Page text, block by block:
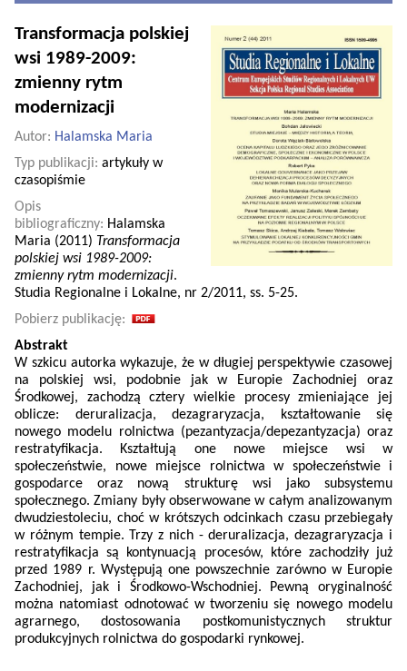
Transformacja polskiej
wsi 1989-2009:
zmienny rytm
modernizacji
Autor: Halamska Maria
Typ publikacji: artykuły w
czasopiśmie
Opis
bibliograficzny: Halamska
Maria (2011) Transformacja
polskiej wsi 1989-2009:
zmienny rytm modernizacji.
Studia Regionalne i Lokalne, nr 2/2011, ss. 5-25.
Pobierz publikację:
Abstrakt
W szkicu autorka wykazuje, że w długiej perspektywie czasowej
na polskiej wsi, podobnie jak w Europie Zachodniej oraz
Środkowej, zachodzą cztery wielkie procesy zmieniające jej
oblicze: deruralizacja, dezagraryzacja, kształtowanie się
nowego modelu rolnictwa (pezantyzacja/depezantyzacja) oraz
restratyfikacja. Kształtują one nowe miejsce wsi w
społeczeństwie, nowe miejsce rolnictwa w społeczeństwie i
gospodarce oraz nową strukturę wsi jako subsystemu
społecznego. Zmiany były obserwowane w całym analizowanym
dwudziestoleciu, choć w krótszych odcinkach czasu przebiegały
w różnym tempie. Trzy z nich - deruralizacja, dezagraryzacja i
restratyfikacja są kontynuacją procesów, które zachodziły już
przed 1989 r. Występują one powszechnie zarówno w Europie
Zachodniej, jak i Środkowo-Wschodniej. Pewną oryginalność
można natomiast odnotować w tworzeniu się nowego modelu
agrarnego, dostosowania postkomunistycznych struktur
produkcyjnych rolnictwa do gospodarki rynkowej.